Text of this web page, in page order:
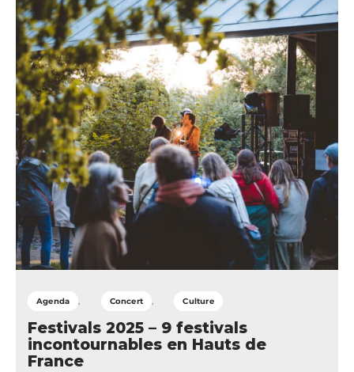
Agenda Concert Culture
Festivals 2025 – 9 festivals
incontournables en Hauts de
France